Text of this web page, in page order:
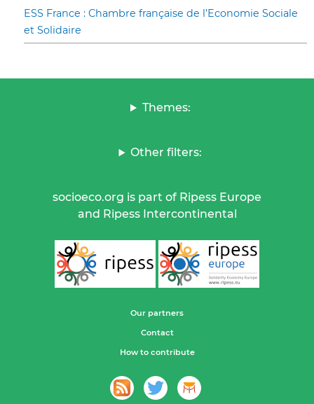
ESS France : Chambre française de l’Economie Sociale
et Solidaire
Themes:
Other filters:
socioeco.org is part of Ripess Europe
and Ripess Intercontinental
Our partners
Contact
How to contribute